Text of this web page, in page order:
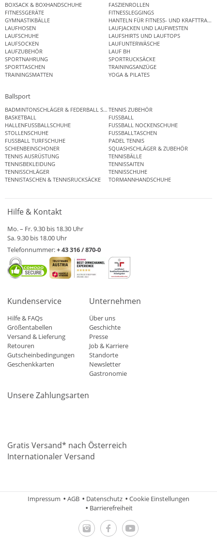
BOXSACK & BOXHANDSCHUHE
FASZIENROLLEN
FITNESSGERÄTE
FITNESSLEGGINGS
GYMNASTIKBÄLLE
HANTELN FÜR FITNESS- UND
LAUFHOSEN
LAUFJACKEN UND LAUFWESTEN
LAUFSCHUHE
LAUFSHIRTS UND LAUFTOPS
LAUFSOCKEN
LAUFUNTERWÄSCHE
LAUFZUBEHÖR
LAUF BH
SPORTNAHRUNG
SPORTRUCKSÄCKE
SPORTTASCHEN
TRAININGSANZÜGE
TRAININGSMATTEN
YOGA & PILATES
Ballsport
BADMINTONSCHLÄGER & FEDERBALL SETSTENNIS ZUBEHÖR
BASKETBALL
FUSSBALL
HALLENFUSSBALLSCHUHE
FUSSBALL NOCKENSCHUHE
STOLLENSCHUHE
FUSSBALLTASCHEN
FUSSBALL TURFSCHUHE
PADEL TENNIS
SCHIENBEINSCHONER
SQUASHSCHLÄGER & ZUBEHÖR
TENNIS AUSRÜSTUNG
TENNISBÄLLE
TENNISBEKLEIDUNG
TENNISSAITEN
TENNISSCHLÄGER
TENNISSCHUHE
TENNISTASCHEN & TENNISRUCKSÄCKE
TORMANNHANDSCHUHE
Hilfe & Kontakt
Mo. – Fr. 9.30 bis 18.30 Uhr
Sa. 9.30 bis 18.00 Uhr
Telefonnummer:+ 43 316 / 870-0
Kundenservice
Hilfe & FAQs
Größentabellen
Versand & Lieferung
Retouren
Gutscheinbedingungen
Geschenkkarten
Unternehmen
Über uns
Geschichte
Presse
Job & Karriere
Standorte
Newsletter
Gastronomie
Unsere Zahlungsarten
Gratis Versand* nach Österreich
Internationaler Versand
Impressum AGB Datenschutz
Cookie Einstellungen
Barrierefreiheit